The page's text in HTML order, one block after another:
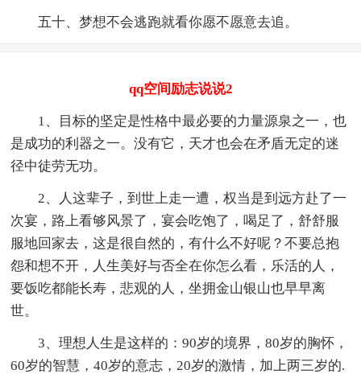
五十、梦想不会逃跑就看你愿不愿意去追。
qq空间励志说说2
1、目标的坚定是性格中最必要的力量源泉之一，也
是成功的利器之一。没有它，天才也会在矛盾无定的迷
径中徒劳无功。
2、人这辈子，到世上走一遭，权当是到远方赴了一
次宴，路上看够风景了，宴会吃饱了，喝足了，舒舒服
服地回家去，这是很自然的，有什么不好呢？不要总抱
怨和想不开，人生美好与否全在你怎么看，乐活的人，
要饭吃都能长寿，悲观的人，坐拥金山银山也早早离
世。
3、理想人生是这样的：90岁的境界，80岁的胸怀，
60岁的智慧，40岁的意志，20岁的激情，加上两三岁的.